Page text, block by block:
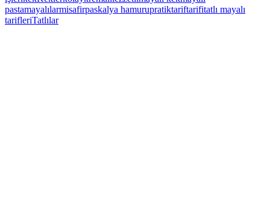
pastamayalılarmisafirpaskalya hamurupratiktariftarifitatlı mayalı
tarifleriTatlılar